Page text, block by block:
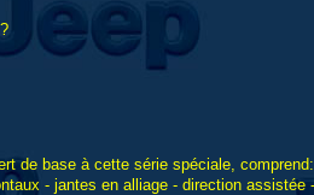
de base à cette série spéciale, comprend:
- jantes en alliage - direction